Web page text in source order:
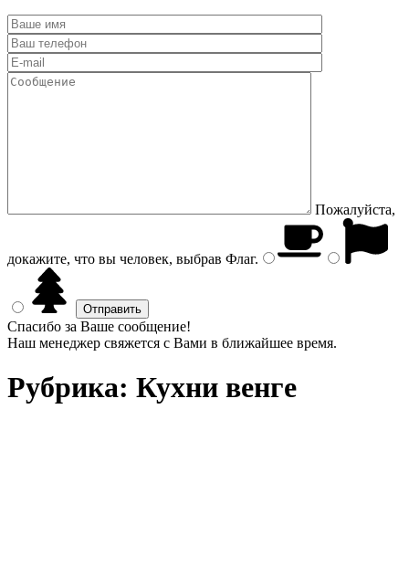
Пожалуйста,
докажите, что вы человек, выбрав Флаг.
Спасибо за Ваше сообщение!
Наш менеджер свяжется с Вами в ближайшее время.
Рубрика: Кухни венге